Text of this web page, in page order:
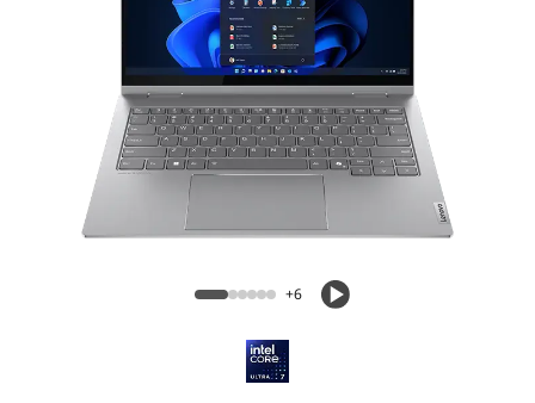
ThinkBook 14 2-in-1 Gen 4 (14, Intel)
+6